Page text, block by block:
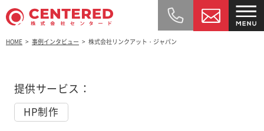
HOME 事例インタビュー 株式会社リンクアット・ジャパン
提供サービス：
HP制作